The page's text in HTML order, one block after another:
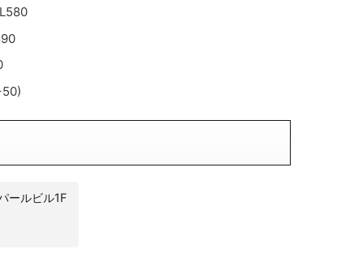
ールビル1F